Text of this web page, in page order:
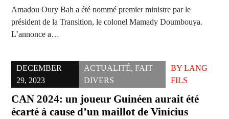
Amadou Oury Bah a été nommé premier ministre par le
président de la Transition, le colonel Mamady Doumbouya.
L’annonce a…
DECEMBER
29, 2023
ACTUALITÉ,FAIT
DIVERS
BY LANG
FILS
CAN 2024: un joueur Guinéen aurait été
écarté à cause d’un maillot de Vinícius